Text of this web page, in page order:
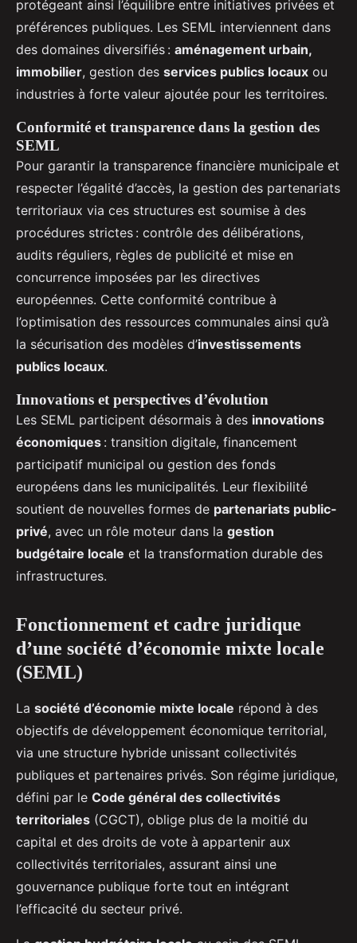
protégeant ainsi l’équilibre entre initiatives privées et
préférences publiques. Les SEML interviennent dans
des domaines diversifiés : aménagement urbain,
immobilier, gestion des services publics locaux ou
industries à forte valeur ajoutée pour les territoires.
Conformité et transparence dans la gestion des
SEML
Pour garantir la transparence financière municipale et
respecter l’égalité d’accès, la gestion des partenariats
territoriaux via ces structures est soumise à des
procédures strictes : contrôle des délibérations,
audits réguliers, règles de publicité et mise en
concurrence imposées par les directives
européennes. Cette conformité contribue à
l’optimisation des ressources communales ainsi qu’à
la sécurisation des modèles d’investissements
publics locaux.
Innovations et perspectives d’évolution
Les SEML participent désormais à des innovations
économiques : transition digitale, financement
participatif municipal ou gestion des fonds
européens dans les municipalités. Leur flexibilité
soutient de nouvelles formes de partenariats public-
privé, avec un rôle moteur dans la gestion
budgétaire locale et la transformation durable des
infrastructures.
Fonctionnement et cadre juridique
d’une société d’économie mixte locale
(SEML)
La société d’économie mixte locale répond à des
objectifs de développement économique territorial,
via une structure hybride unissant collectivités
publiques et partenaires privés. Son régime juridique,
défini par le Code général des collectivités
territoriales (CGCT), oblige plus de la moitié du
capital et des droits de vote à appartenir aux
collectivités territoriales, assurant ainsi une
gouvernance publique forte tout en intégrant
l’efficacité du secteur privé.